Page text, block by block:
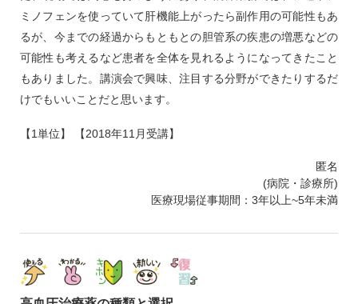
ミノフェンを使っていて肝機能上がったら副作用の可能性もあ
るが、今までの経過からもともとの胆管系の疾患の増悪などの
可能性も考えるなど患者を全体を見れるようになってきたこと
もありました。講演会で興味、注目する分野ができたりするだ
けでもいいことだと思います。
【1単位】 【2018年11月受講】
匿名
(病院・診療所)
医療現場従事期間：3年以上~5年未満